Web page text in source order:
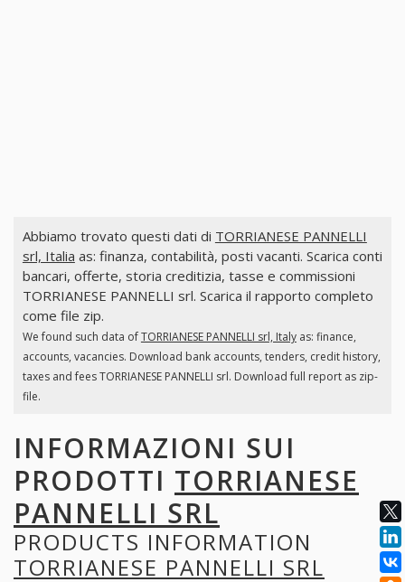
Abbiamo trovato questi dati di TORRIANESE PANNELLI
srl, Italia as: finanza, contabilità, posti vacanti. Scarica conti
bancari, offerte, storia creditizia, tasse e commissioni
TORRIANESE PANNELLI srl. Scarica il rapporto completo
come file zip.
We found such data ofTORRIANESE PANNELLI srl, Italyas: finance,
accounts, vacancies. Download bank accounts, tenders, credit history,
taxes and fees TORRIANESE PANNELLI srl. Download full report as zip-
file.
INFORMAZIONI SUI
PRODOTTI TORRIANESE
PANNELLI SRL
PRODUCTS INFORMATION
TORRIANESE PANNELLI SRL